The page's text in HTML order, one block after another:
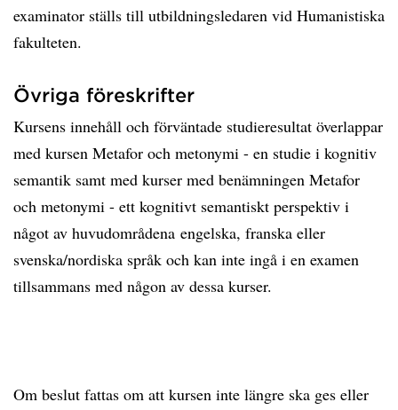
examinator ställs till utbildningsledaren vid Humanistiska
fakulteten.
Övriga föreskrifter
Kursens innehåll och förväntade studieresultat överlappar
med kursen Metafor och metonymi - en studie i kognitiv
semantik samt med kurser med benämningen Metafor
och metonymi - ett kognitivt semantiskt perspektiv i
något av huvudområdena engelska, franska eller
svenska/nordiska språk och kan inte ingå i en examen
tillsammans med någon av dessa kurser.
Om beslut fattas om att kursen inte längre ska ges eller